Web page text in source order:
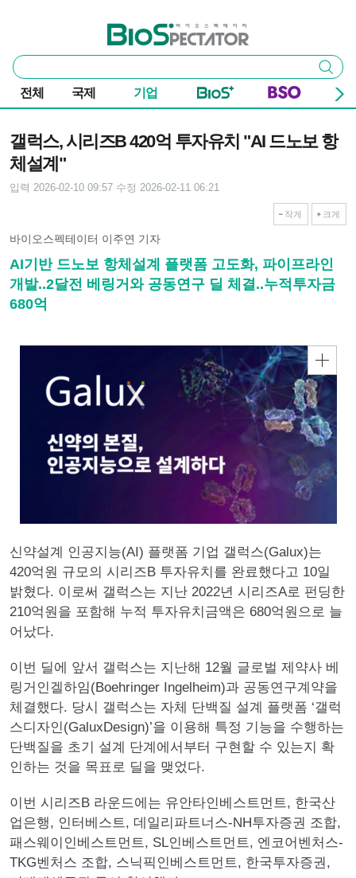
바이오스펙테이터
통
합
검
색
검색
전체 국제 기업
갤럭스, 시리즈B 420억 투자유치 "AI 드노보 항
체설계"
입력 2026-02-10 09:57 수정 2026-02-11 06:21
작게 크게
바이오스펙테이터 이주연 기자
AI기반 드노보 항체설계 플랫폼 고도화, 파이프라인
개발..2달전 베링거와 공동연구 딜 체결..누적투자금
680억
신약설계 인공지능(AI) 플랫폼 기업 갤럭스(Galux)는
420억원 규모의 시리즈B 투자유치를 완료했다고 10일
밝혔다. 이로써 갤럭스는 지난 2022년 시리즈A로 펀딩한
210억원을 포함해 누적 투자유치금액은 680억원으로 늘
어났다.
이번 딜에 앞서 갤럭스는 지난해 12월 글로벌 제약사 베
링거인겔하임(Boehringer Ingelheim)과 공동연구계약을
체결했다. 당시 갤럭스는 자체 단백질 설계 플랫폼 ‘갤럭
스디자인(GaluxDesign)’을 이용해 특정 기능을 수행하는
단백질을 초기 설계 단계에서부터 구현할 수 있는지 확
인하는 것을 목표로 딜을 맺었다.
이번 시리즈B 라운드에는 유안타인베스트먼트, 한국산
업은행, 인터베스트, 데일리파트너스-NH투자증권 조합,
패스웨이인베스트먼트, SL인베스트먼트, 엔코어벤처스-
TKG벤처스 조합, 스닉픽인베스트먼트, 한국투자증권,